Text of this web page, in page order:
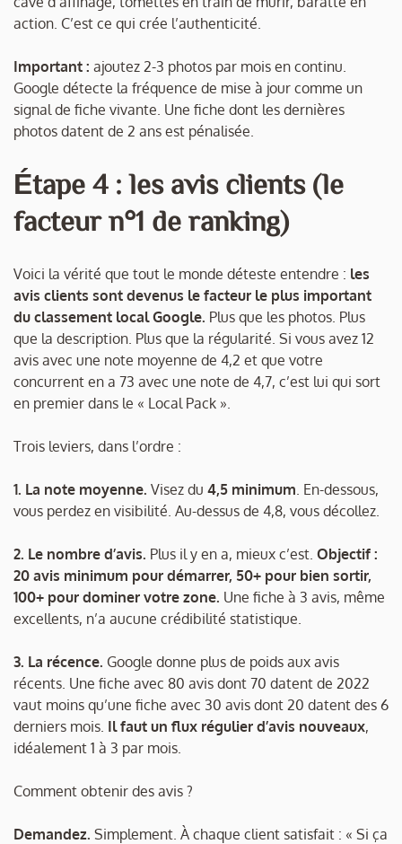
action. C’est ce qui crée l’authenticité.
Important : ajoutez 2-3 photos par mois en continu.
Google détecte la fréquence de mise à jour comme un
signal de fiche vivante. Une fiche dont les dernières
photos datent de 2 ans est pénalisée.
Étape 4 : les avis clients (le
facteur n°1 de ranking)
Voici la vérité que tout le monde déteste entendre : les
avis clients sont devenus le facteur le plus important
du classement local Google. Plus que les photos. Plus
que la description. Plus que la régularité. Si vous avez 12
avis avec une note moyenne de 4,2 et que votre
concurrent en a 73 avec une note de 4,7, c’est lui qui sort
en premier dans le « Local Pack ».
Trois leviers, dans l’ordre :
1. La note moyenne. Visez du 4,5 minimum . En-dessous,
vous perdez en visibilité. Au-dessus de 4,8, vous décollez.
2. Le nombre d’avis. Plus il y en a, mieux c’est. Objectif :
20 avis minimum pour démarrer, 50+ pour bien sortir,
100+ pour dominer votre zone. Une fiche à 3 avis, même
excellents, n’a aucune crédibilité statistique.
3. La récence. Google donne plus de poids aux avis
récents. Une fiche avec 80 avis dont 70 datent de 2022
vaut moins qu’une fiche avec 30 avis dont 20 datent des 6
derniers mois. Il faut un flux régulier d’avis nouveaux,
idéalement 1 à 3 par mois.
Comment obtenir des avis ?
Demandez. Simplement. À chaque client satisfait : « Si ça